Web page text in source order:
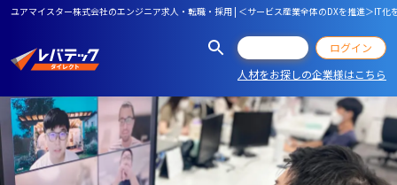
ユアマイスター株式会社のエンジニア求人・転職・採用 | ＜サービス産業全体のDXを推進＞IT
ログイン
人材をお探しの企業様はこちら